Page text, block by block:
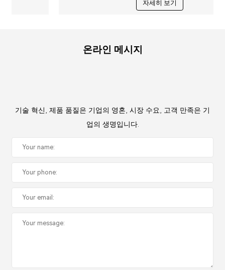
온라인 메시지
기술 혁신, 제품 품질은 기업의 영혼, 시장 수요, 고객 만족은 기
업의 생명입니다.